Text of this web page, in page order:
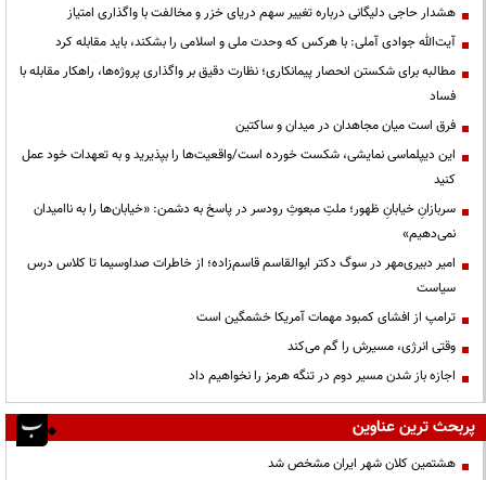
هشدار حاجی دلیگانی درباره تغییر سهم دریای خزر و مخالفت با واگذاری امتیاز
آیت‌الله جوادی آملی: با هرکس که وحدت ملی و اسلامی را بشکند، باید مقابله کرد
مطالبه برای شکستن انحصار پیمانکاری؛ نظارت دقیق بر واگذاری پروژه‌ها، راهکار مقابله با
فساد
فرق است میان مجاهدان در میدان و ساکتین
این دیپلماسی نمایشی، شکست خورده است/واقعیت‌ها را بپذیرید و به تعهدات خود عمل
کنید
سربازانِ خیابانِ ظهور؛ ملتِ مبعوثِ رودسر در پاسخ به دشمن: «خیابان‌ها را به ناامیدان
نمی‌دهیم»
امیر دبیری‌مهر در سوگ دکتر ابوالقاسم قاسم‌زاده؛ از خاطرات صداوسیما تا کلاس درس
سیاست
ترامپ از افشای کمبود مهمات آمریکا خشمگین است
وقتی انرژی، مسیرش را گم می‌کند
اجازه باز شدن مسیر دوم در تنگه هرمز را نخواهیم داد
پربحث ترین عناوین
هشتمین کلان شهر ایران مشخص شد